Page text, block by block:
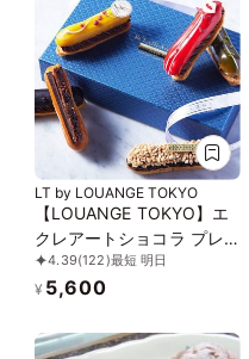
LT by LOUANGE TOKYO
【LOUANGE TOKYO】エ
クレアートショコラ プレ
ミアム お中元2026
4.39(122)最短 明日
¥ 5,600